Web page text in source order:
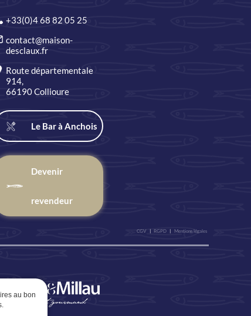
+33(0)4 68 82 05 25
contact@maison-
desclaux.fr
Route départementale
914,
66190 Collioure
Le Bar à Anchois
Devenir
revendeur
CGV | RGPD | Mentions légales
au bon